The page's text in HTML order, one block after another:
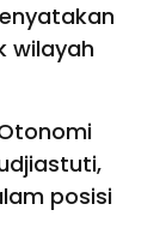
wilayah
posisi